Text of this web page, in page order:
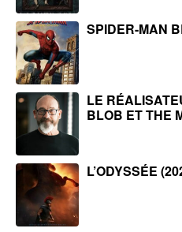
SPIDER-MAN
LE
BLOB ET THE
L’ODYSSÉE